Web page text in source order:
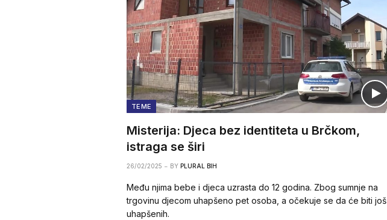
TEME
Misterija: Djeca bez identiteta u Brčkom,
istraga se širi
26/02/2025 BY PLURAL BIH
Među njima bebe i djeca uzrasta do 12 godina. Zbog sumnje na
trgovinu djecom uhapšeno pet osoba, a očekuje se da će biti još
uhapšenih.